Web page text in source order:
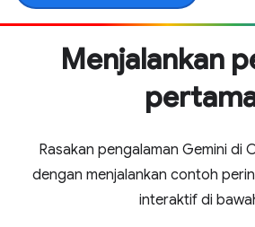
Menjalankan
Rasakan pengalaman Gemini di
dengan menjalankan contoh
interaktif di